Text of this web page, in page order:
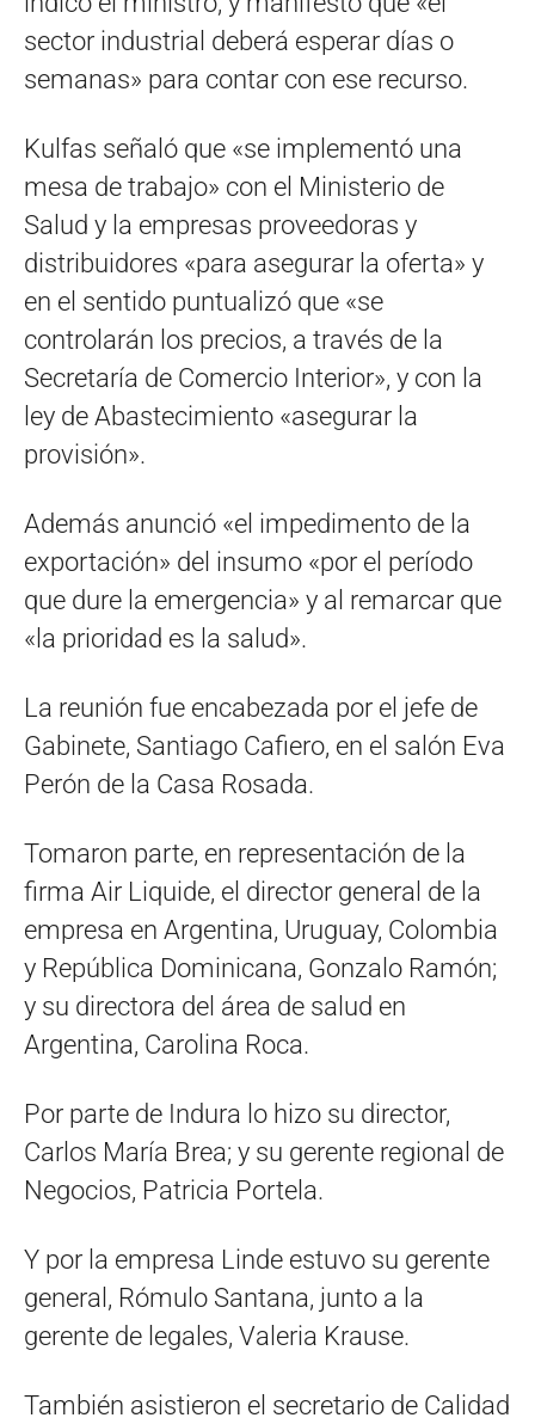
sector industrial deberá esperar días o
semanas» para contar con ese recurso.
Kulfas señaló que «se implementó una
mesa de trabajo» con el Ministerio de
Salud y la empresas proveedoras y
distribuidores «para asegurar la oferta» y
en el sentido puntualizó que «se
controlarán los precios, a través de la
Secretaría de Comercio Interior», y con la
ley de Abastecimiento «asegurar la
provisión».
Además anunció «el impedimento de la
exportación» del insumo «por el período
que dure la emergencia» y al remarcar que
«la prioridad es la salud».
La reunión fue encabezada por el jefe de
Gabinete, Santiago Cafiero, en el salón Eva
Perón de la Casa Rosada.
Tomaron parte, en representación de la
firma Air Liquide, el director general de la
empresa en Argentina, Uruguay, Colombia
y República Dominicana, Gonzalo Ramón;
y su directora del área de salud en
Argentina, Carolina Roca.
Por parte de Indura lo hizo su director,
Carlos María Brea; y su gerente regional de
Negocios, Patricia Portela.
Y por la empresa Linde estuvo su gerente
general, Rómulo Santana, junto a la
gerente de legales, Valeria Krause.
También asistieron el secretario de Calidad